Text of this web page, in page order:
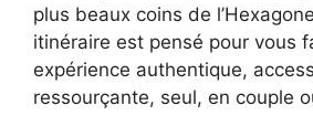
plus beaux coins de
itinéraire est pensé pour vous
expérience authentique,
ressourçante, seul, en couple